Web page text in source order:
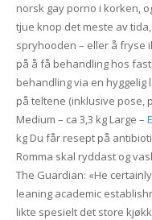
norsk gay porno i korken,
tjue knop det meste av
spryhooden – eller å fryse
på å få behandling hos
behandling via en hyggelig
på teltene (inklusive pose,
Medium – ca 3,3 kg Large –
kg Du får resept på
Romma skal ryddast og
The Guardian: «He
leaning academic
likte spesielt det store